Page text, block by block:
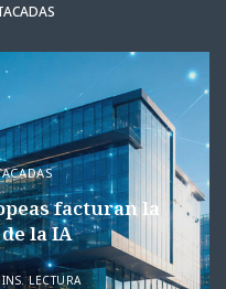
facturan la
la IA
LECTURA